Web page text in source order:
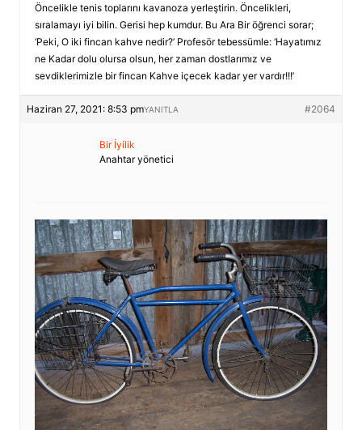
Öncelikle tenis toplarını kavanoza yerleştirin. Öncelikleri,
sıralamayı iyi bilin. Gerisi hep kumdur. Bu Ara Bir öğrenci sorar;
‘Peki, O iki fincan kahve nedir?’ Profesör tebessümle: ‘Hayatımız
ne Kadar dolu olursa olsun, her zaman dostlarımız ve
sevdiklerimizle bir fincan Kahve içecek kadar yer vardır!!!’
Haziran 27, 2021: 8:53 pm #2064
YANITLA
Bir İyilik
Anahtar yönetici